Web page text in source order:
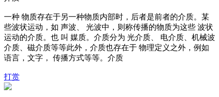
一种 物质存在于另一种物质内部时，后者是前者的介质。某
些波状运动，如 声波、 光波中，则称传播的物质为这些 波状
运动的介质。也 叫 媒质。介质分为 光介质、 电介质、机械波
介质、磁介质等等此外，介质也存在于 物理定义之外，例如
语言，文字， 传播方式等等。介质
打赏